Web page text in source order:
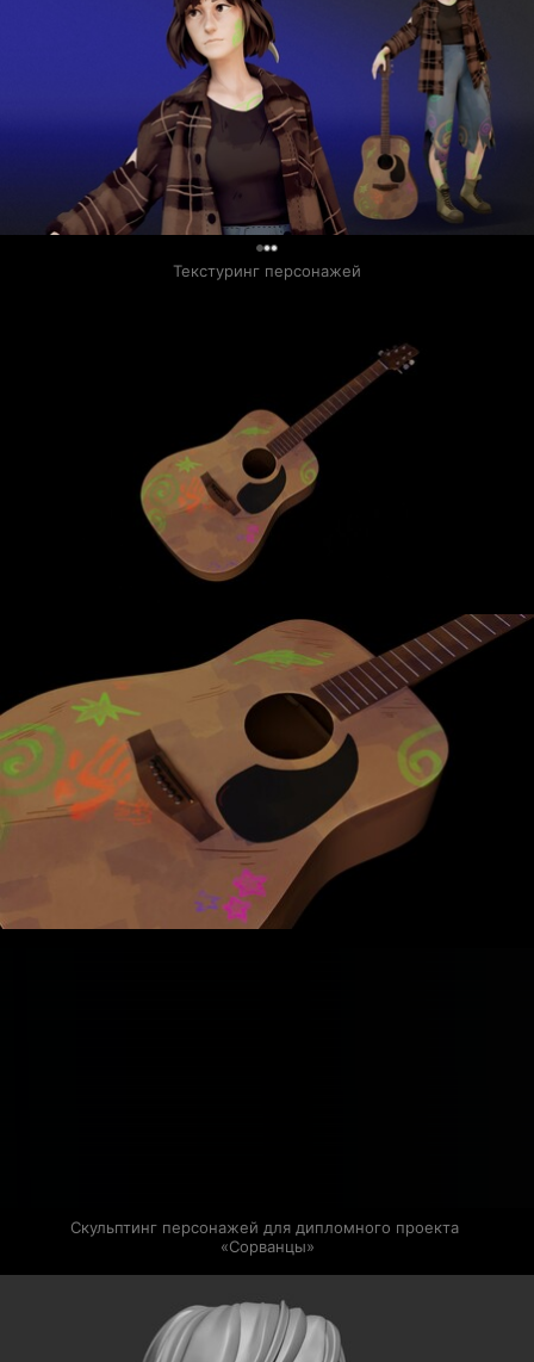
Текстуринг персонажей
Скульптинг персонажей для дипломного проекта
«Сорванцы»